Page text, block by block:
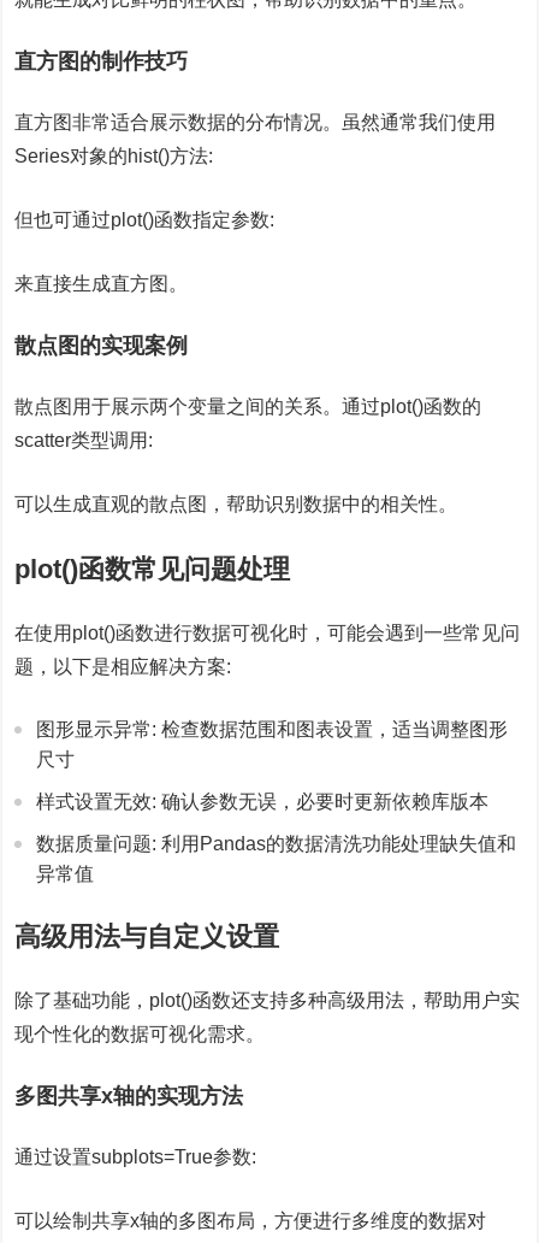
直方图的制作技巧
直方图非常适合展示数据的分布情况。虽然通常我们使用
Series对象的hist()方法:
但也可通过plot()函数指定参数:
来直接生成直方图。
散点图的实现案例
散点图用于展示两个变量之间的关系。通过plot()函数的
scatter类型调用:
可以生成直观的散点图，帮助识别数据中的相关性。
plot()函数常见问题处理
在使用plot()函数进行数据可视化时，可能会遇到一些常见问
题，以下是相应解决方案:
图形显示异常: 检查数据范围和图表设置，适当调整图形
尺寸
样式设置无效: 确认参数无误，必要时更新依赖库版本
数据质量问题: 利用Pandas的数据清洗功能处理缺失值和
异常值
高级用法与自定义设置
除了基础功能，plot()函数还支持多种高级用法，帮助用户实
现个性化的数据可视化需求。
多图共享x轴的实现方法
通过设置subplots=True参数:
可以绘制共享x轴的多图布局，方便进行多维度的数据对